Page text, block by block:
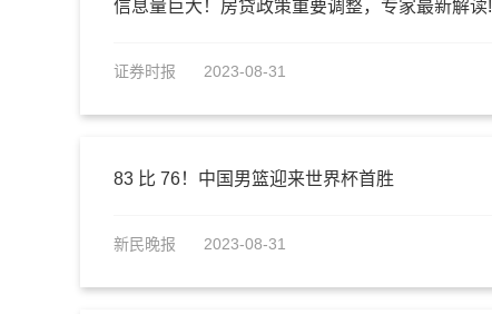
信息量巨大！房贷政策重要调整，专家最新解读!
证券时报 2023-08-31
83 比 76！中国男篮迎来世界杯首胜
新民晚报 2023-08-31